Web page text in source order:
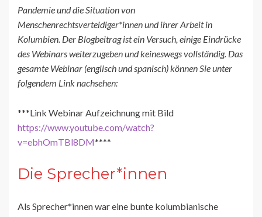
Pandemie und die Situation von
Menschenrechtsverteidiger*innen und ihrer Arbeit in
Kolumbien. Der Blogbeitrag ist ein Versuch, einige Eindrücke
des Webinars weiterzugeben und keineswegs vollständig. Das
gesamte Webinar (englisch und spanisch) können Sie unter
folgendem Link nachsehen:
***Link Webinar Aufzeichnung mit Bild
https://www.youtube.com/watch?
v=ebhOmTBl8DM****
Die Sprecher*innen
Als Sprecher*innen war eine bunte kolumbianische